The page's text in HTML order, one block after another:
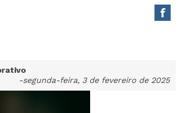
-segunda-feira, 3 de fevereiro de 2025